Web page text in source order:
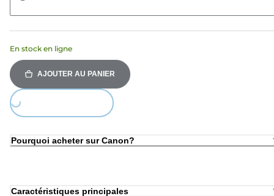
En stock en ligne
AJOUTER AU PANIER
Loading...
Pourquoi acheter sur Canon?
Caractéristiques principales